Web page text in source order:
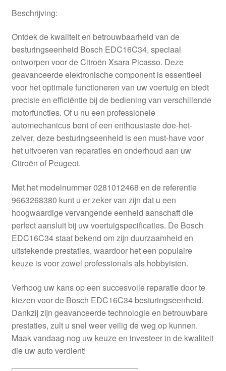
Klachten
Klachtenprocedure
Levering
Mijn account
Over ons
Privacybeleid
Wereldwijde verzending
Winkelwagen
Beschrijving:
Ontdek de kwaliteit en betrouwbaarheid van de
besturingseenheid Bosch EDC16C34, speciaal
ontworpen voor de Citroën Xsara Picasso. Deze
geavanceerde elektronische component is essentieel
voor het optimale functioneren van uw voertuig en biedt
precisie en efficiëntie bij de bediening van verschillende
motorfuncties. Of u nu een professionele
automechanicus bent of een enthousiaste doe-het-
zelver, deze besturingseenheid is een must-have voor
het uitvoeren van reparaties en onderhoud aan uw
Citroën of Peugeot.
Met het modelnummer 0281012468 en de referentie
9663268380 kunt u er zeker van zijn dat u een
hoogwaardige vervangende eenheid aanschaft die
perfect aansluit bij uw voertuigspecificaties. De Bosch
EDC16C34 staat bekend om zijn duurzaamheid en
uitstekende prestaties, waardoor het een populaire
keuze is voor zowel professionals als hobbyisten.
Verhoog uw kans op een succesvolle reparatie door te
kiezen voor de Bosch EDC16C34 besturingseenheid.
Dankzij zijn geavanceerde technologie en betrouwbare
prestaties, zult u snel weer veilig de weg op kunnen.
Maak vandaag nog uw keuze en investeer in de kwaliteit
die uw auto verdient!